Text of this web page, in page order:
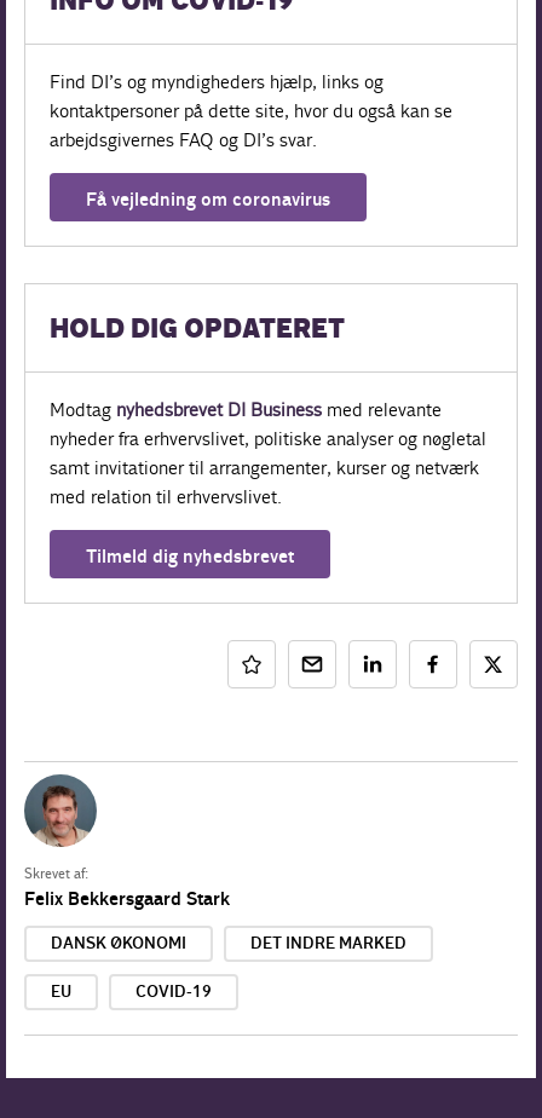
Find DI’s og myndigheders hjælp, links og
kontaktpersoner på dette site, hvor du også kan se
arbejdsgivernes FAQ og DI’s svar.
Få vejledning om coronavirus
HOLD DIG OPDATERET
Modtag nyhedsbrevet DI Business med relevante
nyheder fra erhvervslivet, politiske analyser og nøgletal
samt invitationer til arrangementer, kurser og netværk
med relation til erhvervslivet.
Tilmeld dig nyhedsbrevet
Skrevet af:
Felix Bekkersgaard Stark
DANSK ØKONOMI DET INDRE MARKED
EU COVID-19